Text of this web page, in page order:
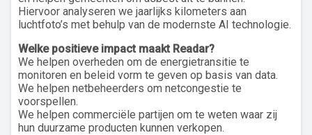
Hiervoor analyseren we jaarlijks kilometers aan
luchtfoto’s met behulp van de modernste AI technologie.
Welke positieve impact maakt Readar?
We helpen overheden om de energietransitie te
monitoren en beleid vorm te geven op basis van data.
We helpen netbeheerders om netcongestie te
voorspellen.
We helpen commerciële partijen om te weten waar zij
hun duurzame producten kunnen verkopen.